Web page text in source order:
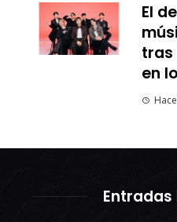
El
tras
en
Entradas